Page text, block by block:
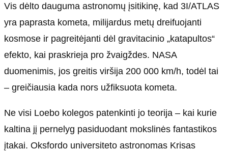
Vis dėlto dauguma astronomų įsitikinę, kad 3I/ATLAS
yra paprasta kometa, milijardus metų dreifuojanti
kosmose ir pagreitėjanti dėl gravitacinio „katapultos“
efekto, kai praskrieja pro žvaigždes. NASA
duomenimis, jos greitis viršija 200 000 km/h, todėl tai
– greičiausia kada nors užfiksuota kometa.
Ne visi Loebo kolegos patenkinti jo teorija – kai kurie
kaltina jį pernelyg pasiduodant mokslinės fantastikos
įtakai. Oksfordo universiteto astronomas Krisas